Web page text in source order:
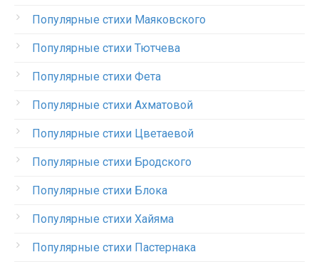
Популярные стихи Маяковского
Популярные стихи Тютчева
Популярные стихи Фета
Популярные стихи Ахматовой
Популярные стихи Цветаевой
Популярные стихи Бродского
Популярные стихи Блока
Популярные стихи Хайяма
Популярные стихи Пастернака